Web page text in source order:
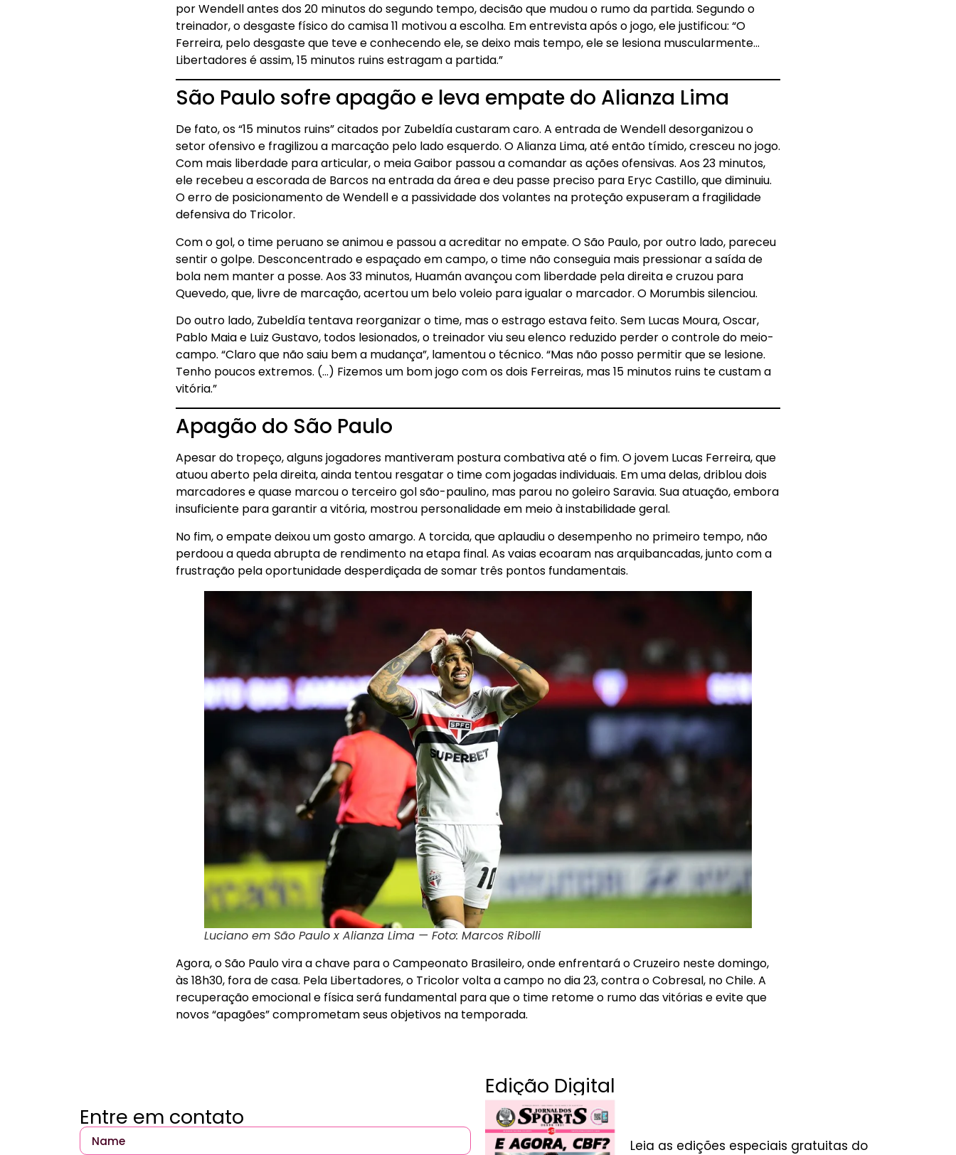
por Wendell antes dos 20 minutos do segundo tempo, decisão que mudou o rumo da partida. Segundo o
treinador, o desgaste físico do camisa 11 motivou a escolha. Em entrevista após o jogo, ele justificou: “O
Ferreira, pelo desgaste que teve e conhecendo ele, se deixo mais tempo, ele se lesiona muscularmente…
Libertadores é assim, 15 minutos ruins estragam a partida.”
São Paulo sofre apagão e leva empate do Alianza Lima
De fato, os “15 minutos ruins” citados por Zubeldía custaram caro. A entrada de Wendell desorganizou o
setor ofensivo e fragilizou a marcação pelo lado esquerdo. O Alianza Lima, até então tímido, cresceu no jogo.
Com mais liberdade para articular, o meia Gaibor passou a comandar as ações ofensivas. Aos 23 minutos,
ele recebeu a escorada de Barcos na entrada da área e deu passe preciso para Eryc Castillo, que diminuiu.
O erro de posicionamento de Wendell e a passividade dos volantes na proteção expuseram a fragilidade
defensiva do Tricolor.
Com o gol, o time peruano se animou e passou a acreditar no empate. O São Paulo, por outro lado, pareceu
sentir o golpe. Desconcentrado e espaçado em campo, o time não conseguia mais pressionar a saída de
bola nem manter a posse. Aos 33 minutos, Huamán avançou com liberdade pela direita e cruzou para
Quevedo, que, livre de marcação, acertou um belo voleio para igualar o marcador. O Morumbis silenciou.
Do outro lado, Zubeldía tentava reorganizar o time, mas o estrago estava feito. Sem Lucas Moura, Oscar,
Pablo Maia e Luiz Gustavo, todos lesionados, o treinador viu seu elenco reduzido perder o controle do meio-
campo. “Claro que não saiu bem a mudança”, lamentou o técnico. “Mas não posso permitir que se lesione.
Tenho poucos extremos. (…) Fizemos um bom jogo com os dois Ferreiras, mas 15 minutos ruins te custam a
vitória.”
Apagão do São Paulo
Apesar do tropeço, alguns jogadores mantiveram postura combativa até o fim. O jovem Lucas Ferreira, que
atuou aberto pela direita, ainda tentou resgatar o time com jogadas individuais. Em uma delas, driblou dois
marcadores e quase marcou o terceiro gol são-paulino, mas parou no goleiro Saravia. Sua atuação, embora
insuficiente para garantir a vitória, mostrou personalidade em meio à instabilidade geral.
No fim, o empate deixou um gosto amargo. A torcida, que aplaudiu o desempenho no primeiro tempo, não
perdoou a queda abrupta de rendimento na etapa final. As vaias ecoaram nas arquibancadas, junto com a
frustração pela oportunidade desperdiçada de somar três pontos fundamentais.
Luciano em São Paulo x Alianza Lima — Foto: Marcos Ribolli
Agora, o São Paulo vira a chave para o Campeonato Brasileiro, onde enfrentará o Cruzeiro neste domingo,
às 18h30, fora de casa. Pela Libertadores, o Tricolor volta a campo no dia 23, contra o Cobresal, no Chile. A
recuperação emocional e física será fundamental para que o time retome o rumo das vitórias e evite que
novos “apagões” comprometam seus objetivos na temporada.
Entre em contato
Edição Digital
Leia as edições especiais gratuitas do